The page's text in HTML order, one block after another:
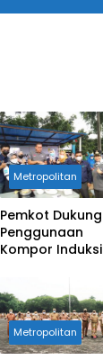
Metropolitan
Pemkot Dukung
Penggunaan
Kompor Induksi
Metropolitan